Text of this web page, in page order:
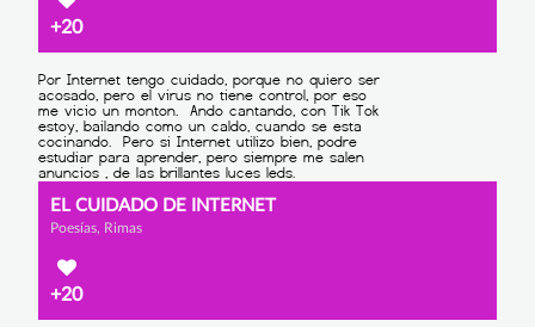
+20
EL CUIDADO DE INTERNET
Poesías, Rimas
+20